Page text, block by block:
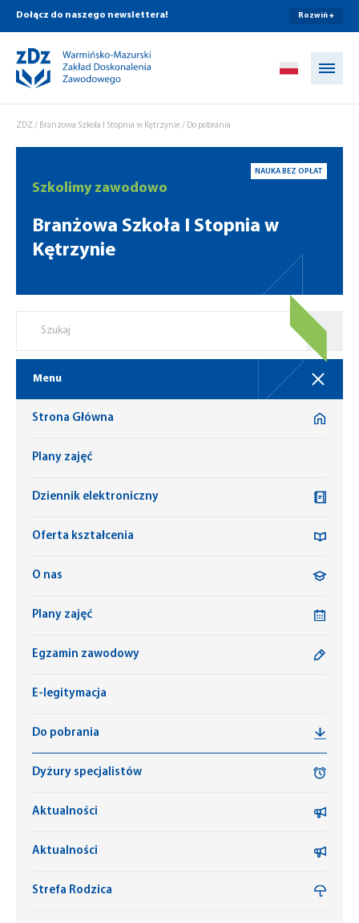
Dołącz do naszego newslettera! Rozwiń +
ZDZ/ Branżowa Szkoła I Stopnia w Kętrzynie/ Do pobrania
NAUKA BEZ OPŁAT
Szkolimy zawodowo
Branżowa Szkoła I Stopnia w
Kętrzynie
Menu
Strona Główna
Plany zajęć
Dziennik elektroniczny
Oferta kształcenia
O nas
Plany zajęć
Egzamin zawodowy
E-legitymacja
Do pobrania
Dyżury specjalistów
Aktualności
Aktualności
Strefa Rodzica